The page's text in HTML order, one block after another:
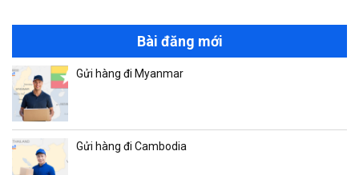
Bài đăng mới
Gửi hàng đi Myanmar
Gửi hàng đi Cambodia